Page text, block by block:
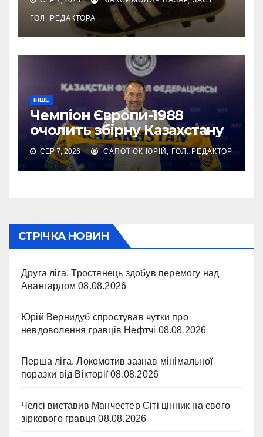
ГОЛ. РЕДАКТОРА
ІНШЕ
Чемпіон Європи-1988
очолить збірну Казахстану
СЕР 7, 2026 САПОТЮК ЮРІЙ, ГОЛ. РЕДАКТОР
СТРІЧКА НОВИН
Друга ліга. Тростянець здобув перемогу над
Авангардом 08.08.2026
Юрій Вернидуб спростував чутки про
невдоволення гравців Нефтчі 08.08.2026
Перша ліга. Локомотив зазнав мінімальної
поразки від Вікторії 08.08.2026
Челсі виставив Манчестер Сіті цінник на свого
зіркового гравця 08.08.2026